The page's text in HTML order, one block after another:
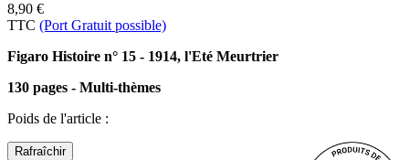
8,90 €
TTC (Port Gratuit possible)
Figaro Histoire n° 15 - 1914, l'Eté Meurtrier
130 pages - Multi-thèmes
Poids de l'article :